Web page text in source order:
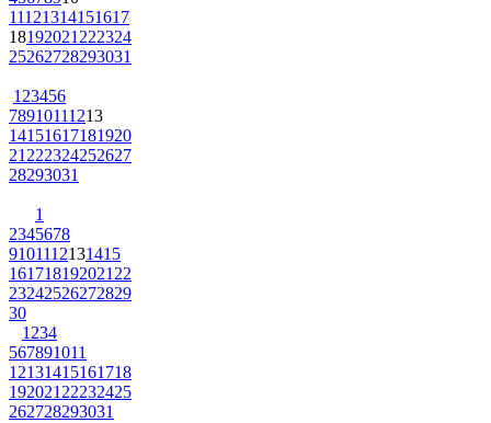
11121314151617
18192021 222324
25262728293031
1 23456
78910111213
14151617181920
21 222324252627
28293031
1
2345678
9101112131415
161718192021 22
23242526272829
30
1 234
567891011
12131415161718
192021 22232425
262728293031